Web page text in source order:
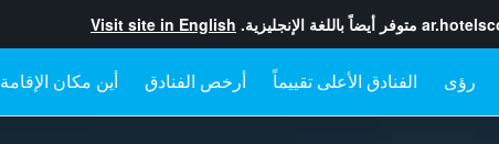
متوفر أيضاً باللغة الإنجليزية. Visit site in English
رؤى الفنادق الأعلى تقييماً أرخص الفنادق أين مكان الإقامة